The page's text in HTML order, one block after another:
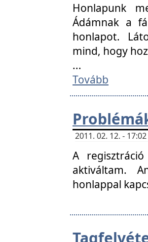
Honlapunk
Ádámnak a
honlapot.
mind, hogy
...
Tovább
2011. 02. 12. -
A
aktiváltam.
honlappal